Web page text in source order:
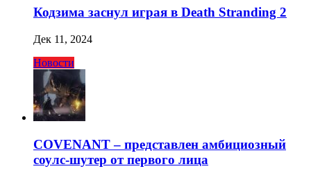
Кодзима заснул играя в Death Stranding 2
Дек 11, 2024
Новости
COVENANT – представлен амбициозный
соулс-шутер от первого лица